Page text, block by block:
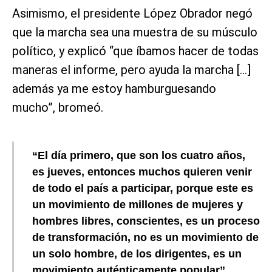
Asimismo, el presidente López Obrador negó
que la marcha sea una muestra de su músculo
político, y explicó “que íbamos hacer de todas
maneras el informe, pero ayuda la marcha […]
además ya me estoy hamburguesando
mucho”, bromeó.
“El día primero, que son los cuatro años,
es jueves, entonces muchos quieren venir
de todo el país a participar, porque este es
un movimiento de millones de mujeres y
hombres libres, conscientes, es un proceso
de transformación, no es un movimiento de
un solo hombre, de los dirigentes, es un